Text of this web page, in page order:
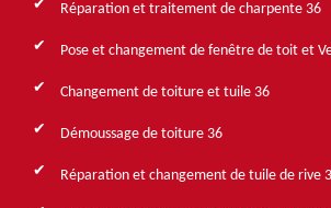
Réparation et traitement de charpente 36
Pose et changement de fenêtre de toit et
Changement de toiture et tuile 36
Démoussage de toiture 36
Réparation et changement de tuile de rive